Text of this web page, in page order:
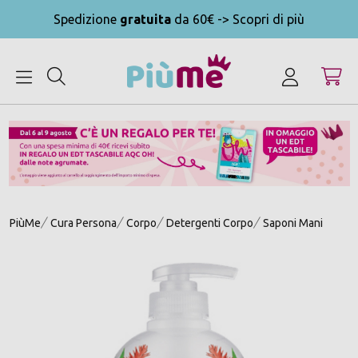
Spedizione gratuita da 60€ -> Scopri di più
PiùMe Cura Persona Corpo Detergenti Corpo Saponi Mani